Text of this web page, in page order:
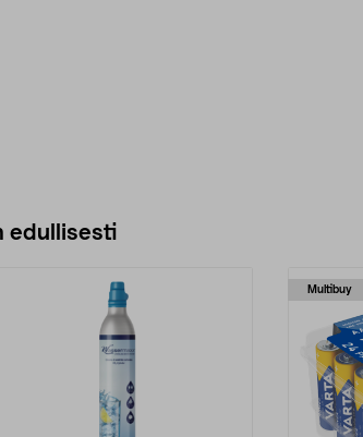
edullisesti
Multibuy